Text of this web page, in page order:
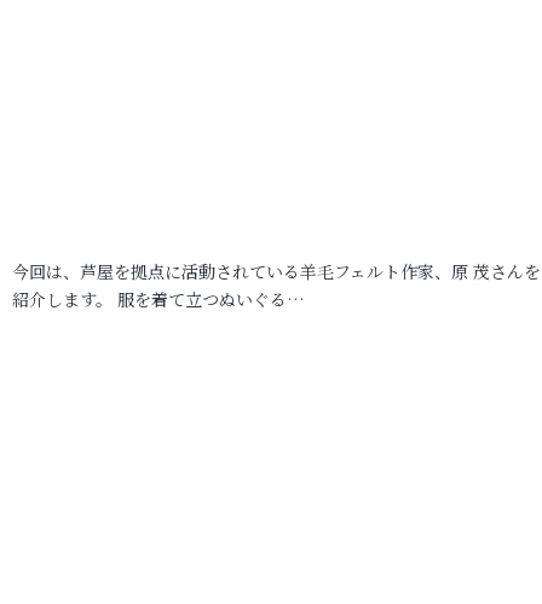
今回は、芦屋を拠点に活動されている羊毛フェルト作家、原 茂さん
紹介します。 服を着て立つぬいぐる…